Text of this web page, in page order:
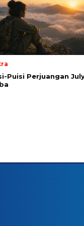
Puisi Perjuangan